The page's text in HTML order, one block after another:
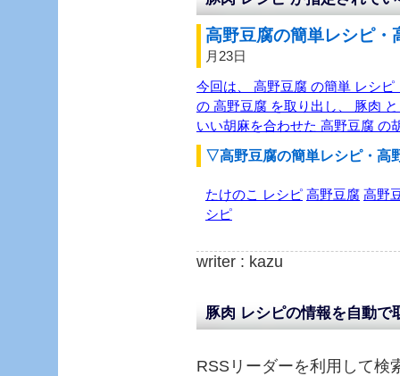
高野豆腐の簡単レシピ
月23日
今回は、 高野豆腐 の簡単 レシ
の 高野豆腐 を取り出し、 豚肉
いい胡麻を合わせた 高野豆腐 の
▽高野豆腐の簡単レシピ・高
たけのこ レシピ 高野豆腐 高野
シピ
writer : kazu
豚肉 レシピの情報を自動で
RSSリーダーを利用して検